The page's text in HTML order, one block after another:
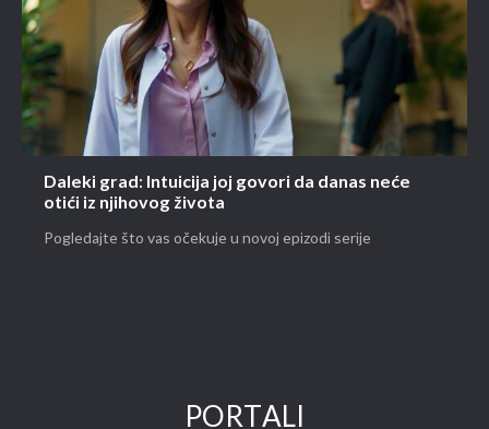
Daleki grad: Intuicija joj govori da danas neće
otići iz njihovog života
Pogledajte što vas očekuje u novoj epizodi serije
PORTALI